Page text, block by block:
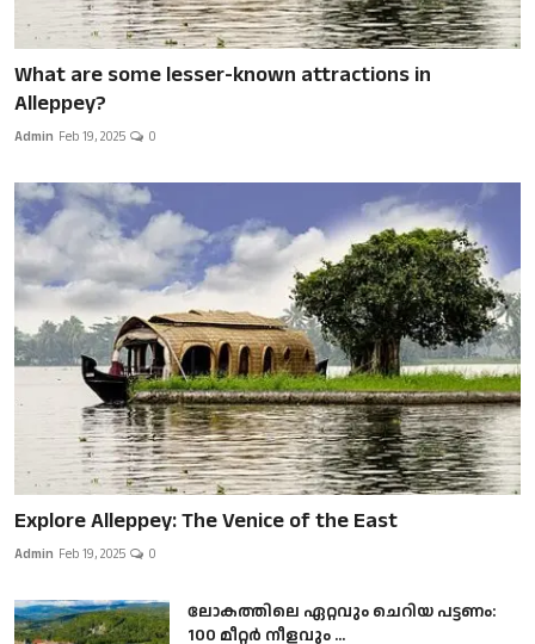
What are some lesser-known attractions in
Alleppey?
Admin Feb 19, 2025 0
Explore Alleppey: The Venice of the East
Admin Feb 19, 2025 0
ലോകത്തിലെ ഏറ്റവും ചെറിയ പട്ടണം:
100 മീറ്റർ നീളവും ...